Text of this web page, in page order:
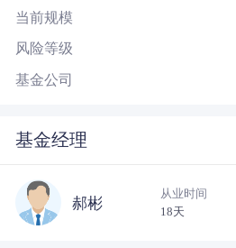
成立以来
当前规模
风险等级
基金公司
基金经理
郝彬
从业时间
18天